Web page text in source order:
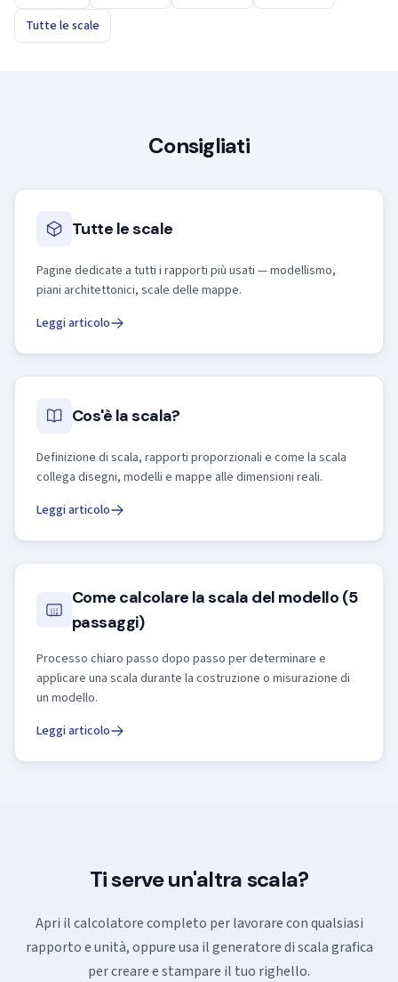
Tutte le scale
Consigliati
Tutte le scale
Pagine dedicate a tutti i rapporti più usati — modellismo,
piani architettonici, scale delle mappe.
Leggi articolo
Cos'è la scala?
Definizione di scala, rapporti proporzionali e come la scala
collega disegni, modelli e mappe alle dimensioni reali.
Leggi articolo
Come calcolare la scala del modello (5
passaggi)
Processo chiaro passo dopo passo per determinare e
applicare una scala durante la costruzione o misurazione di
un modello.
Leggi articolo
Ti serve un'altra scala?
Apri il calcolatore completo per lavorare con qualsiasi
rapporto e unità, oppure usa il generatore di scala grafica
per creare e stampare il tuo righello.